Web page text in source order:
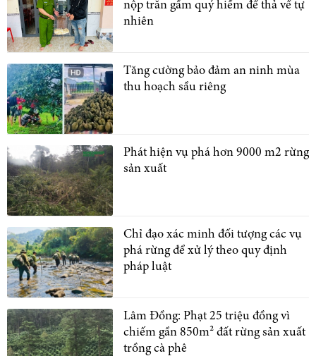
nộp trăn gấm quý hiếm để thả về tự
nhiên
Tăng cường bảo đảm an ninh mùa
thu hoạch sầu riêng
Phát hiện vụ phá hơn 9000 m2 rừng
sản xuất
Chỉ đạo xác minh đối tượng các vụ
phá rừng để xử lý theo quy định
pháp luật
Lâm Đồng: Phạt 25 triệu đồng vì
chiếm gần 850m² đất rừng sản xuất
trồng cà phê